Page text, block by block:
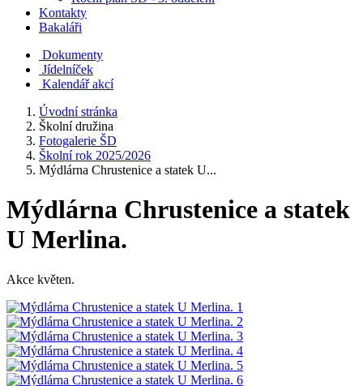
Kontakty
Bakaláři
Dokumenty
Jídelníček
Kalendář akcí
Úvodní stránka
Školní družina
Fotogalerie ŠD
Školní rok 2025/2026
Mýdlárna Chrustenice a statek U...
Mýdlárna Chrustenice a statek
U Merlina.
Akce květen.